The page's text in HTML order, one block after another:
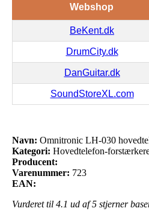
Webshop
BeKent.dk
DrumCity.dk
DanGuitar.dk
SoundStoreXL.com
Navn: Omnitronic LH-030
Kategori: Hovedtelefon-
Producent:
Varenummer: 723
EAN:
Vurderet til 4.1 ud af 5 stjerner